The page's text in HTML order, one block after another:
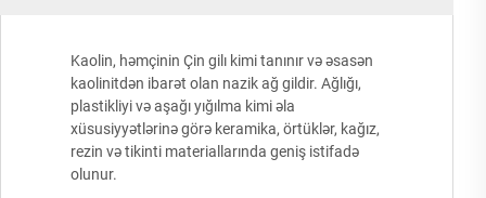
Kaolin, həmçinin Çin gilı kimi tanınır və əsasən
kaolinitdən ibarət olan nazik ağ gildir. Ağlığı,
plastikliyi və aşağı yığılma kimi əla
xüsusiyyətlərinə görə keramika, örtüklər, kağız,
rezin və tikinti materiallarında geniş istifadə
olunur.